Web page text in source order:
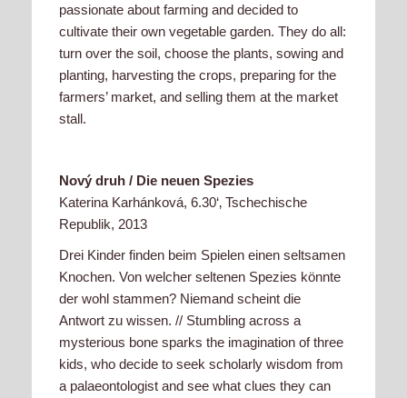
passionate about farming and decided to
cultivate their own vegetable garden. They do all:
turn over the soil, choose the plants, sowing and
planting, harvesting the crops, preparing for the
farmers’ market, and selling them at the market
stall.
Nový druh / Die neuen Spezies
Katerina Karhánková, 6.30‘‚ Tschechische
Republik, 2013
Drei Kinder finden beim Spielen einen seltsamen
Knochen. Von welcher seltenen Spezies könnte
der wohl stammen? Niemand scheint die
Antwort zu wissen. // Stumbling across a
mysterious bone sparks the imagination of three
kids, who decide to seek scholarly wisdom from
a palaeontologist and see what clues they can